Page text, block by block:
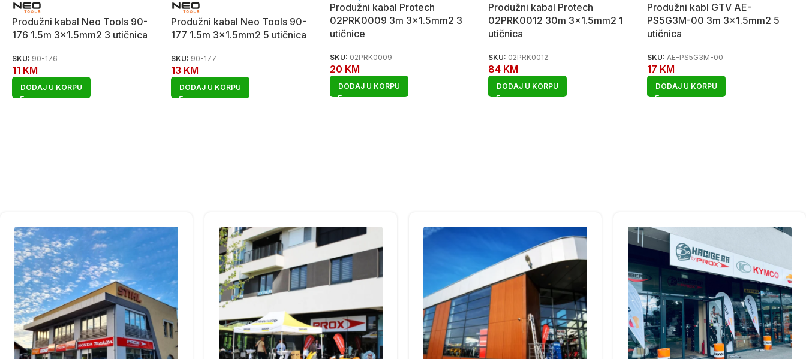
Produžni kabal Neo Tools 90-
176 1.5m 3×1.5mm2 3 utičnica
SKU: 90-176
11 KM
DODAJ U KORPU
Produžni kabal Neo Tools 90-
177 1.5m 3×1.5mm2 5 utičnica
SKU: 90-177
13 KM
DODAJ U KORPU
Produžni kabal Protech
02PRK0009 3m 3×1.5mm2 3
utičnice
SKU: 02PRK0009
20 KM
DODAJ U KORPU
Produžni kabal Protech
02PRK0012 30m 3×1.5mm2 1
utičnica
SKU: 02PRK0012
84 KM
DODAJ U KORPU
Produžni kabl GTV AE-
PS5G3M-00 3m 3×1.5mm2 5
utičnica
SKU: AE-PS5G3M-00
17 KM
DODAJ U KORPU